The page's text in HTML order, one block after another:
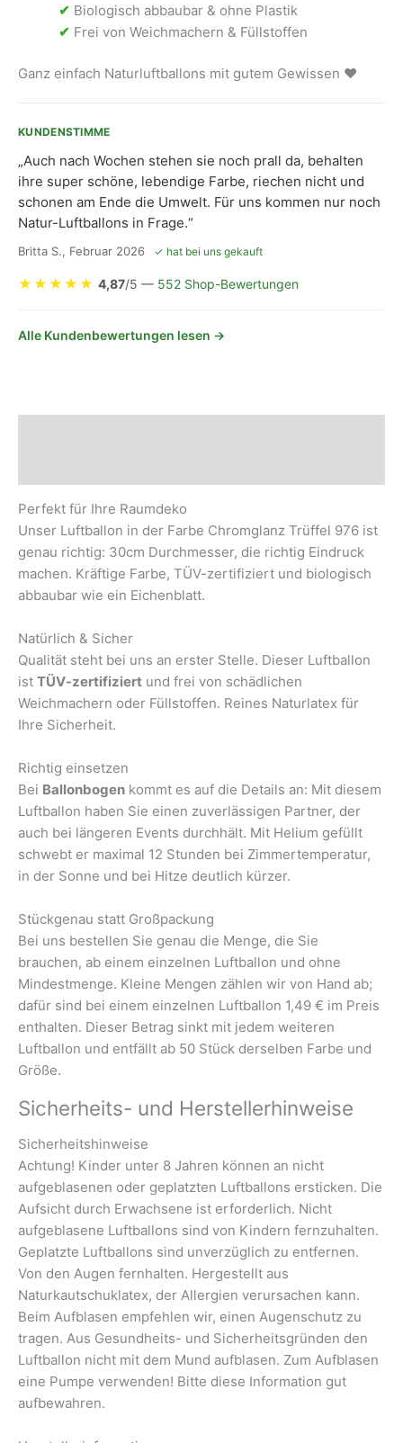
✔ Biologisch abbaubar & ohne Plastik
✔ Frei von Weichmachern & Füllstoffen
Ganz einfach Naturluftballons mit gutem Gewissen ❤
KUNDENSTIMME
„Auch nach Wochen stehen sie noch prall da, behalten
ihre super schöne, lebendige Farbe, riechen nicht und
schonen am Ende die Umwelt. Für uns kommen nur noch
Natur-Luftballons in Frage.“
Britta S., Februar 2026 ✓ hat bei uns gekauft
★ ★ ★ ★ ★ 4,87/5 — 552 Shop-Bewertungen
Alle Kundenbewertungen lesen →
Perfekt für Ihre Raumdeko
Unser Luftballon in der Farbe Chromglanz Trüffel 976 ist
genau richtig: 30cm Durchmesser, die richtig Eindruck
machen. Kräftige Farbe, TÜV-zertifiziert und biologisch
abbaubar wie ein Eichenblatt.
Natürlich & Sicher
Qualität steht bei uns an erster Stelle. Dieser Luftballon
ist TÜV-zertifiziert und frei von schädlichen
Weichmachern oder Füllstoffen. Reines Naturlatex für
Ihre Sicherheit.
Richtig einsetzen
Bei Ballonbogen kommt es auf die Details an: Mit diesem
Luftballon haben Sie einen zuverlässigen Partner, der
auch bei längeren Events durchhält. Mit Helium gefüllt
schwebt er maximal 12 Stunden bei Zimmertemperatur,
in der Sonne und bei Hitze deutlich kürzer.
Stückgenau statt Großpackung
Bei uns bestellen Sie genau die Menge, die Sie
brauchen, ab einem einzelnen Luftballon und ohne
Mindestmenge. Kleine Mengen zählen wir von Hand ab;
dafür sind bei einem einzelnen Luftballon 1,49 € im Preis
enthalten. Dieser Betrag sinkt mit jedem weiteren
Luftballon und entfällt ab 50 Stück derselben Farbe und
Größe.
Sicherheits- und Herstellerhinweise
Sicherheitshinweise
Achtung! Kinder unter 8 Jahren können an nicht
aufgeblasenen oder geplatzten Luftballons ersticken. Die
Aufsicht durch Erwachsene ist erforderlich. Nicht
aufgeblasene Luftballons sind von Kindern fernzuhalten.
Geplatzte Luftballons sind unverzüglich zu entfernen.
Von den Augen fernhalten. Hergestellt aus
Naturkautschuklatex, der Allergien verursachen kann.
Beim Aufblasen empfehlen wir, einen Augenschutz zu
tragen. Aus Gesundheits- und Sicherheitsgründen den
Luftballon nicht mit dem Mund aufblasen. Zum Aufblasen
eine Pumpe verwenden! Bitte diese Information gut
aufbewahren.